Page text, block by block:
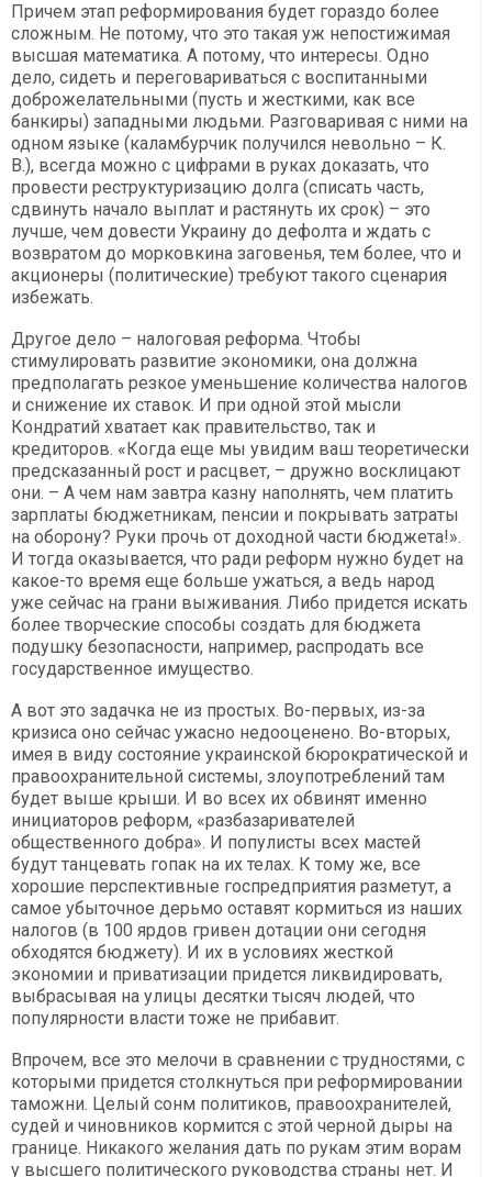
Причем этап реформирования будет гораздо более
сложным. Не потому, что это такая уж непостижимая
высшая математика. А потому, что интересы. Одно
дело, сидеть и переговариваться с воспитанными
доброжелательными (пусть и жесткими, как все
банкиры) западными людьми. Разговаривая с ними на
одном языке (каламбурчик получился невольно – К.
В.), всегда можно с цифрами в руках доказать, что
провести реструктуризацию долга (списать часть,
сдвинуть начало выплат и растянуть их срок) – это
лучше, чем довести Украину до дефолта и ждать с
возвратом до морковкина заговенья, тем более, что и
акционеры (политические) требуют такого сценария
избежать.
Другое дело – налоговая реформа. Чтобы
стимулировать развитие экономики, она должна
предполагать резкое уменьшение количества налогов
и снижение их ставок. И при одной этой мысли
Кондратий хватает как правительство, так и
кредиторов. «Когда еще мы увидим ваш теоретически
предсказанный рост и расцвет, – дружно восклицают
они. – А чем нам завтра казну наполнять, чем платить
зарплаты бюджетникам, пенсии и покрывать затраты
на оборону? Руки прочь от доходной части бюджета!».
И тогда оказывается, что ради реформ нужно будет на
какое-то время еще больше ужаться, а ведь народ
уже сейчас на грани выживания. Либо придется искать
более творческие способы создать для бюджета
подушку безопасности, например, распродать все
государственное имущество.
А вот это задачка не из простых. Во-первых, из-за
кризиса оно сейчас ужасно недооценено. Во-вторых,
имея в виду состояние украинской бюрократической и
правоохранительной системы, злоупотреблений там
будет выше крыши. И во всех их обвинят именно
инициаторов реформ, «разбазаривателей
общественного добра». И популисты всех мастей
будут танцевать гопак на их телах. К тому же, все
хорошие перспективные госпредприятия разметут, а
самое убыточное дерьмо оставят кормиться из наших
налогов (в 100 ярдов гривен дотации они сегодня
обходятся бюджету). И их в условиях жесткой
экономии и приватизации придется ликвидировать,
выбрасывая на улицы десятки тысяч людей, что
популярности власти тоже не прибавит.
Впрочем, все это мелочи в сравнении с трудностями, с
которыми придется столкнуться при реформировании
таможни. Целый сонм политиков, правоохранителей,
судей и чиновников кормится с этой черной дыры на
границе. Никакого желания дать по рукам этим ворам
у высшего политического руководства страны нет. И